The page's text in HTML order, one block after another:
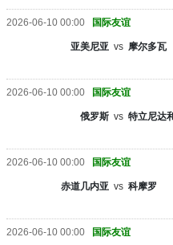
2026-06-10 00:00 国际友谊
亚美尼亚 vs 摩尔多瓦
2026-06-10 00:00 国际友谊
俄罗斯 vs 特立尼达
2026-06-10 00:00 国际友谊
赤道几内亚 vs 科摩罗
2026-06-10 00:00 国际友谊